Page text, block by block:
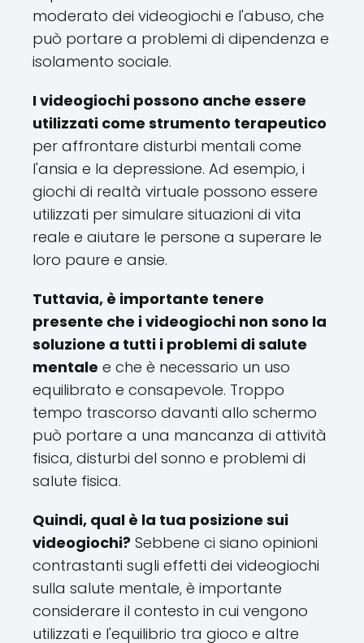
moderato dei videogiochi e l'abuso, che
può portare a problemi di dipendenza e
isolamento sociale.
I videogiochi possono anche essere
utilizzati come strumento terapeutico
per affrontare disturbi mentali come
l'ansia e la depressione. Ad esempio, i
giochi di realtà virtuale possono essere
utilizzati per simulare situazioni di vita
reale e aiutare le persone a superare le
loro paure e ansie.
Tuttavia, è importante tenere
presente che i videogiochi non sono la
soluzione a tutti i problemi di salute
mentale e che è necessario un uso
equilibrato e consapevole. Troppo
tempo trascorso davanti allo schermo
può portare a una mancanza di attività
fisica, disturbi del sonno e problemi di
salute fisica.
Quindi, qual è la tua posizione sui
videogiochi? Sebbene ci siano opinioni
contrastanti sugli effetti dei videogiochi
sulla salute mentale, è importante
considerare il contesto in cui vengono
utilizzati e l'equilibrio tra gioco e altre